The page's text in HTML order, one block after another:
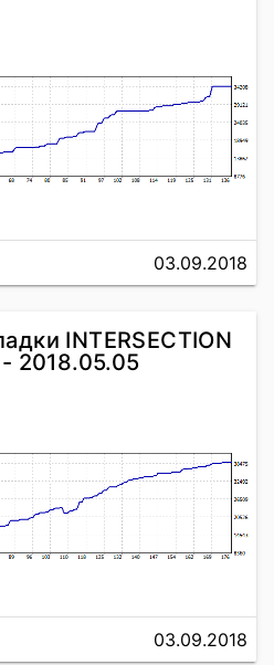
03.09.2018
INTERSECTION
- 2018.05.05
03.09.2018